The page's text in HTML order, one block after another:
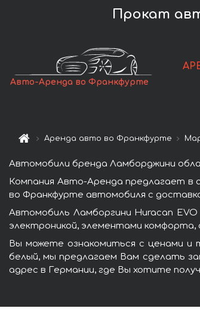
Прокат
Авто-Аренда во Франкфурте
Аренда авто во Франкфурте
Автомобили бренда Ламборджини
Компания Авто-Аренда предлагает в
во Франкфурте автомобиля с
Автомобиль Ламборгини Huracan
электроникой, элементами
Вы можете ознакомиться с ценами и
белый, мы предлагаем Вам сделать
адрес в Германии, где Вы хотите